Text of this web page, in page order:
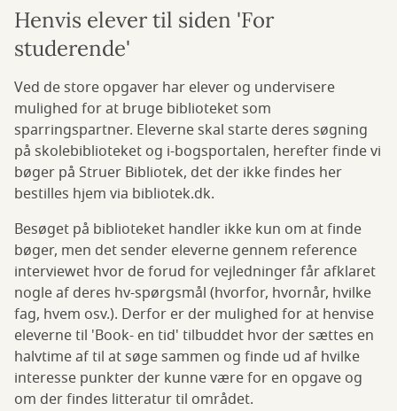
Henvis elever til siden 'For
studerende'
Ved de store opgaver har elever og undervisere
mulighed for at bruge biblioteket som
sparringspartner. Eleverne skal starte deres søgning
på skolebiblioteket og i-bogsportalen, herefter finde vi
bøger på Struer Bibliotek, det der ikke findes her
bestilles hjem via bibliotek.dk.
Besøget på biblioteket handler ikke kun om at finde
bøger, men det sender eleverne gennem reference
interviewet hvor de forud for vejledninger får afklaret
nogle af deres hv-spørgsmål (hvorfor, hvornår, hvilke
fag, hvem osv.). Derfor er der mulighed for at henvise
eleverne til 'Book- en tid' tilbuddet hvor der sættes en
halvtime af til at søge sammen og finde ud af hvilke
interesse punkter der kunne være for en opgave og
om der findes litteratur til området.